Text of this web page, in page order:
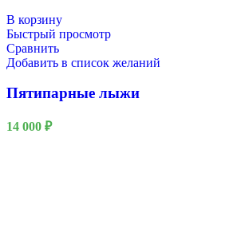
В корзину
Быстрый просмотр
Сравнить
Добавить в список желаний
Пятипарные лыжи
14 000 ₽